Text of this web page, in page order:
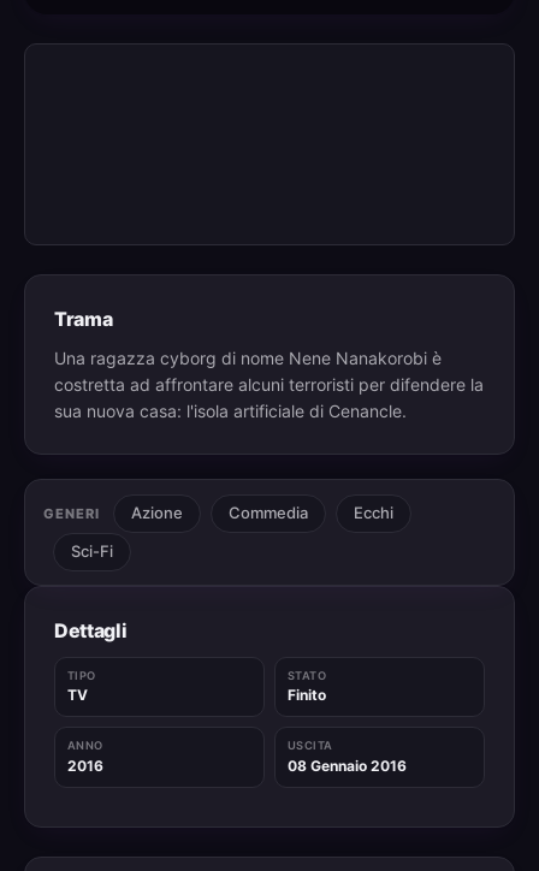
Trama
Una ragazza cyborg di nome Nene Nanakorobi è
costretta ad affrontare alcuni terroristi per difendere la
sua nuova casa: l'isola artificiale di Cenancle.
GENERI Azione Commedia
Ecchi
Sci-Fi
Dettagli
TIPO
TV
STATO
Finito
ANNO
2016
USCITA
08 Gennaio 2016